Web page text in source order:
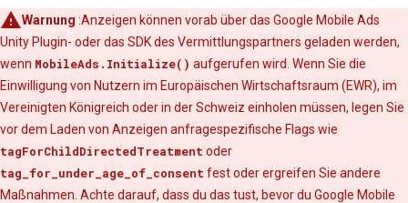
Warnung :Anzeigen können vorab über das Google Mobile Ads
Unity Plugin- oder das SDK des Vermittlungspartners geladen werden,
wenn MobileAds.Initialize() aufgerufen wird. Wenn Sie die
Einwilligung von Nutzern im Europäischen Wirtschaftsraum (EWR), im
Vereinigten Königreich oder in der Schweiz einholen müssen, legen Sie
vor dem Laden von Anzeigen anfragespezifische Flags wie
tagForChildDirectedTreatment oder
tag_for_under_age_of_consent fest oder ergreifen Sie andere
Maßnahmen. Achte darauf, dass du das tust, bevor du Google Mobile